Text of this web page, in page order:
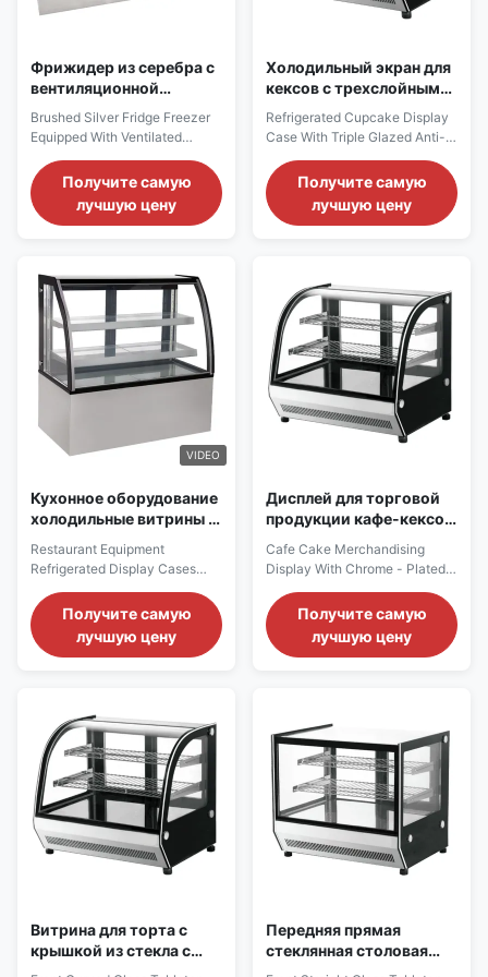
Фрижидер из серебра с
вентиляционной
системой охлаждения
Brushed Silver Fridge Freezer
Equipped With Ventilated
Cooling System PRODUCT
DESCRIPTION Our
Advantages: This refrigerated
display cabinet adopts a front -
cabinet to attract customers.
Moreover, this type of
refrigerated display cabinet ...
Получите самую
лучшую цену
Холодильный экран для
кексов с трехслойным
противотуманным
стеклом
Refrigerated Cupcake Display
Case With Triple Glazed Anti-
Fog Front Glass PRODUCT
DESCRIPTION Features:
Temperature range of +2°C
~+8°C. With inner LED lighting
double glazed tempered glass.
The top surface is curved...
Получите самую
лучшую цену
VIDEO
Кухонное оборудование
холодильные витрины с
системой охлаждения
Restaurant Equipment
Refrigerated Display Cases
PRODUCT DESCRIPTION Our
Advantages: Choose the ROSA
DS Curved Glass Refrigerated
precise temperature -
controlled refrigeration system,
...
Получите самую
лучшую цену
Дисплей для торговой
продукции кафе-кексов
полки
Cafe Cake Merchandising
Display With Chrome - Plated
DESCRIPTION Features:
Temperature range of +35°C
~+75°C. With inner LED lighting
curved glass offers an
excellent display effect. The
stainless - steel ...
Получите самую
лучшую цену
Витрина для торта с
крышкой из стекла с
вентиляционной
Передняя прямая
стеклянная столовая
витрина для тортов